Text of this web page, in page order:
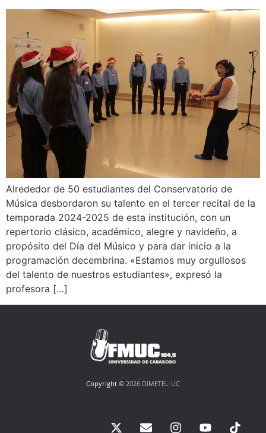
Alrededor de 50 estudiantes del Conservatorio de
Música desbordaron su talento en el tercer recital de la
temporada 2024-2025 de esta institución, con un
repertorio clásico, académico, alegre y navideño, a
propósito del Día del Músico y para dar inicio a la
programación decembrina. «Estamos muy orgullosos
del talento de nuestros estudiantes», expresó la
profesora […]
Copyright © 2026 DIMETEL-UC